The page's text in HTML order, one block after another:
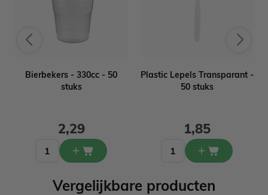
Bierbekers - 330cc - 50
stuks
2,29
Plastic Lepels Transparant -
50 stuks
1,85
Vergelijkbare producten